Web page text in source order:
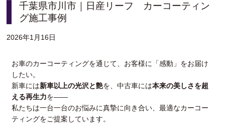
千葉県市川市｜日産リーフ カーコーティン
グ施工事例
2026年1月16日
お車のカーコーティングを通じて、お客様に「感動」をお届け
したい。
新車には新車以上の光沢と艶を、中古車には本来の美しさを超
える再生力を——
私たちは一台一台のお悩みに真摯に向き合い、最適なカーコー
ティングをご提案しています。